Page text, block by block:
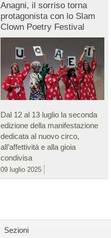
Anagni, il sorriso torna
protagonista con lo Slam
Clown Poetry Festival
Dal 12 al 13 luglio la seconda
edizione della manifestazione
dedicata al nuovo circo,
all’affettività e alla gioia
condivisa
09 luglio 2025
Sezioni